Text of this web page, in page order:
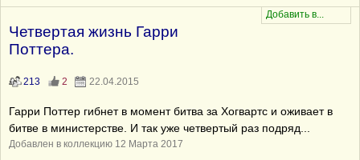
Четвертая жизнь Гарри
Поттера.
213 2 22.04.2015
Гарри Поттер гибнет в момент битва за Хогвартс и оживает в
битве в министерстве. И так уже четвертый раз подряд...
Добавлен в коллекцию 12 Марта 2017